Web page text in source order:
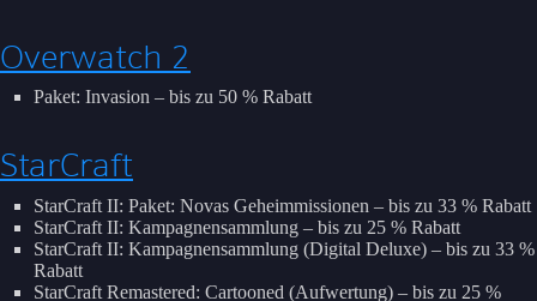
Overwatch 2
Paket: Invasion – bis zu 50 % Rabatt
StarCraft
StarCraft II: Paket: Novas Geheimmissionen – bis zu 33 % Rabatt
StarCraft II: Kampagnensammlung – bis zu 25 % Rabatt
StarCraft II: Kampagnensammlung (Digital Deluxe) – bis zu 33 %
Rabatt
StarCraft Remastered: Cartooned (Aufwertung) – bis zu 25 %